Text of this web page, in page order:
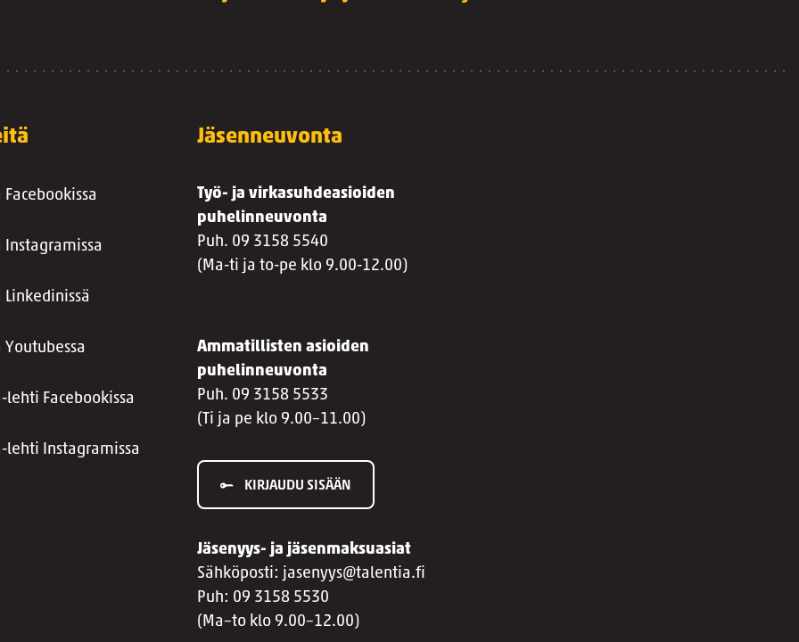
Instagramissa
lehti Facebookissa
lehti Instagramissa
Jäsenneuvonta
Työ- ja virkasuhdeasioiden
puhelinneuvonta
Puh. 09 3158 5540
(Ma-ti ja to-pe klo 9.00-12.00)
Ammatillisten asioiden
puhelinneuvonta
Puh. 09 3158 5533
(Ti ja pe klo 9.00–11.00)
KIRJAUDU SISÄÄN
Jäsenyys- ja jäsenmaksuasiat
Sähköposti: jasenyys@talentia.fi
Puh: 09 3158 5530
(Ma–to klo 9.00–12.00)